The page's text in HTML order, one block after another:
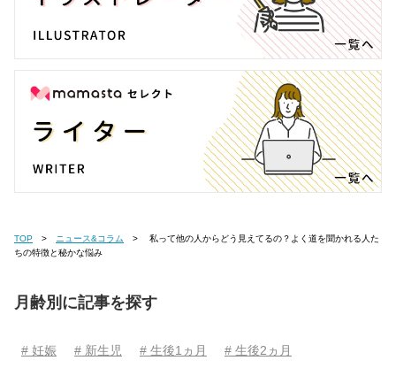
TOP ニュース&コラム
ちの特徴と秘かな悩み
月齢別に記事を探す
# 妊娠 # 新生児 # 生後1ヵ月
# 生後2ヵ月